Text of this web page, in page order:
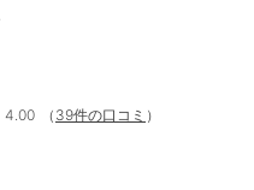
4.00
（ 39件の口コミ ）